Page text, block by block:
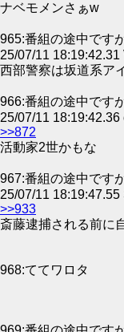
ナベモメンさぁw
965:番組の途中です
25/07/11
西部警察は坂道系ア
966:番組の途中です
25/07/11
>>872
活動家2世かもな
967:番組の途中です
25/07/11 18:19:47.55
>>933
斎藤逮捕される前に
968:ててワロタ